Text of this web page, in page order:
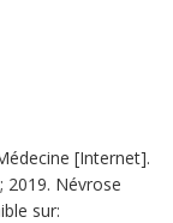
[Internet].
2019. Névrose
sur: